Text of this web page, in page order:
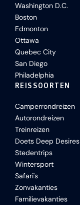
Washington D.C.
Boston
Edmonton
Ottawa
Quebec City
San Diego
Philadelphia
REISSOORTEN
Camperrondreizen
Autorondreizen
Treinreizen
Doets Deep Desires
Stedentrips
Wintersport
Safari's
Zonvakanties
Familievakanties